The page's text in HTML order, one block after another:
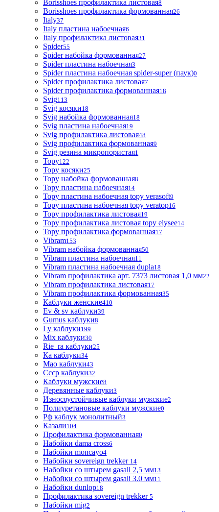
Borisshoes профилактика листовая8
Borisshoes профилактика формованная26
Italy37
Italy пластина набоечная6
Italy профилактика листовая31
Spider55
Spider набойка формованная27
Spider пластина набоечная3
Spider пластина набоечная spider-super (паук)0
Spider профилактика листовая7
Spider профилактика формованная18
Svig113
Svig косяки18
Svig набойка формованная18
Svig пластина набоечная19
Svig профилактика листовая48
Svig профилактика формованная9
Svig резина микропористая1
Topy122
Topy косяки25
Topy набойка формованная8
Topy пластина набоечная14
Topy пластина набоечная topy verasoft9
Topy пластина набоечная topy veratop16
Topy профилактика листовая19
Topy профилактика листовая topy elysee14
Topy профилактика формованная17
Vibram153
Vibram набойка формованная50
Vibram пластина набоечная11
Vibram пластина набоечная dupla18
Vibram профилактика арт. 7373 листовая 1,0 мм22
Vibram профилактика листовая17
Vibram профилактика формованная35
Каблуки женские410
Ev & sv каблуки39
Gumus каблуки8
Ly каблуки199
Mix каблуки30
Rie_ra каблуки25
Ка каблуки34
Мао каблуки43
Ссср каблуки32
Каблуки мужские8
Деревянные каблуки3
Износоустойчивые каблуки мужские2
Полиуретановые каблуки мужские0
Рф каблук монолитный3
Казали104
Профилактика формованная0
Набойки dama cross6
Набойки moncayo4
Набойки sovereign trekker 14
Набойки со штырем gasali 2,5 мм13
Набойки со штырем gasali 3.0 мм11
Набойки dunlop18
Профилактика sovereign trekker 5
Набойки mig2